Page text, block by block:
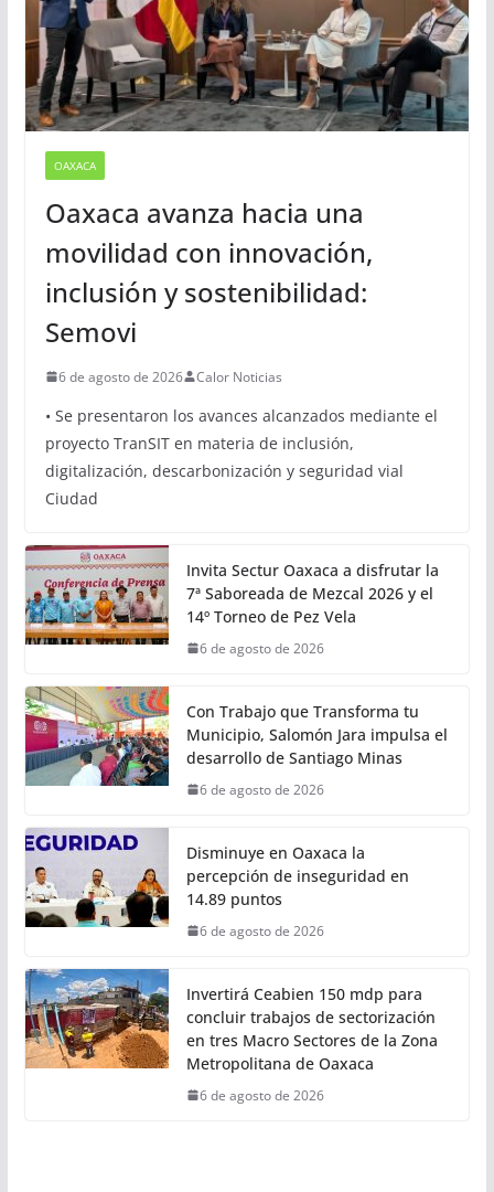
OAXACA
Oaxaca avanza hacia una
movilidad con innovación,
inclusión y sostenibilidad:
Semovi
6 de agosto de 2026 Calor Noticias
• Se presentaron los avances alcanzados mediante el
proyecto TranSIT en materia de inclusión,
digitalización, descarbonización y seguridad vial
Ciudad
Invita Sectur Oaxaca a disfrutar la
7ª Saboreada de Mezcal 2026 y el
14º Torneo de Pez Vela
6 de agosto de 2026
Con Trabajo que Transforma tu
Municipio, Salomón Jara impulsa el
desarrollo de Santiago Minas
6 de agosto de 2026
Disminuye en Oaxaca la
percepción de inseguridad en
14.89 puntos
6 de agosto de 2026
Invertirá Ceabien 150 mdp para
concluir trabajos de sectorización
en tres Macro Sectores de la Zona
Metropolitana de Oaxaca
6 de agosto de 2026